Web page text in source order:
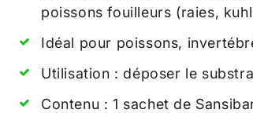
poissons fouilleurs (raies,
Idéal pour poissons,
Utilisation : déposer le
Contenu : 1 sachet de